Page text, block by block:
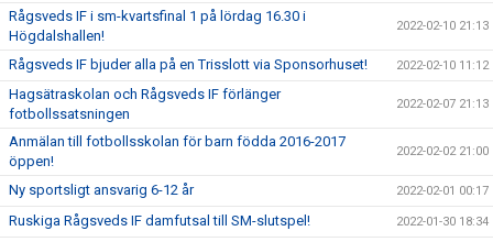
Rågsveds IF i sm-kvartsfinal 1 på lördag 16.30 i
Högdalshallen!
2022-02-10 21:13
Rågsveds IF bjuder alla på en Trisslott via Sponsorhuset! 2022-02-10 11:12
Hagsätraskolan och Rågsveds IF förlänger
fotbollssatsningen
2022-02-07 21:13
Anmälan till fotbollsskolan för barn födda 2016-2017
öppen!
2022-02-02 21:00
Ny sportsligt ansvarig 6-12 år 2022-02-01 00:17
Ruskiga Rågsveds IF damfutsal till SM-slutspel! 2022-01-30 18:34